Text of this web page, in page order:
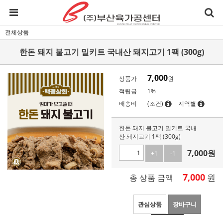
전체상품
한돈 돼지 불고기 밀키트 국내산 돼지고기 1팩 (300g)
상품가 7,000원
적립금
1%
배송비
(조건) 지역별
한돈 돼지 불고기 밀키트 국내
산 돼지고기 1팩 (300g)
+1
-1 7,000원
총 상품 금액 7,000 원
관심상품 장바구니